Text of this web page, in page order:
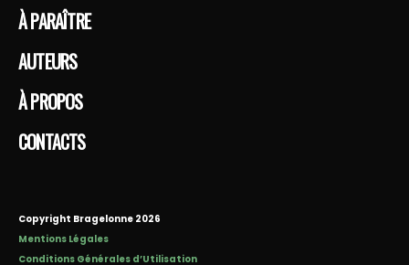
À PARAÎTRE
AUTEURS
À PROPOS
CONTACTS
Copyright Bragelonne 2026
Mentions Légales
Conditions Générales d’Utilisation